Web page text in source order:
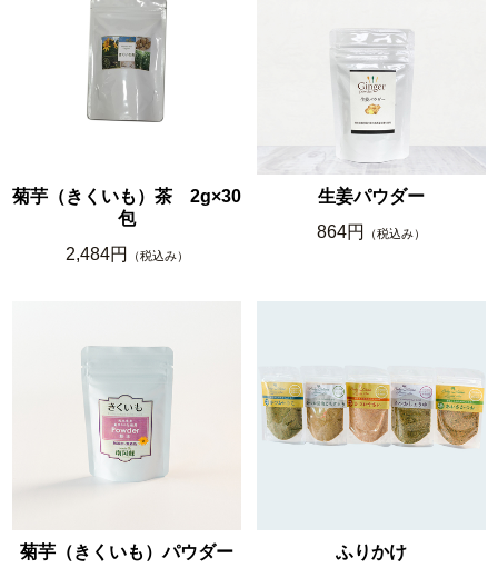
菊芋（きくいも）茶 2g×30
包
2,484円
（税込み）
生姜パウダー
864円
（税込み）
菊芋（きくいも）パウダー
ふりかけ